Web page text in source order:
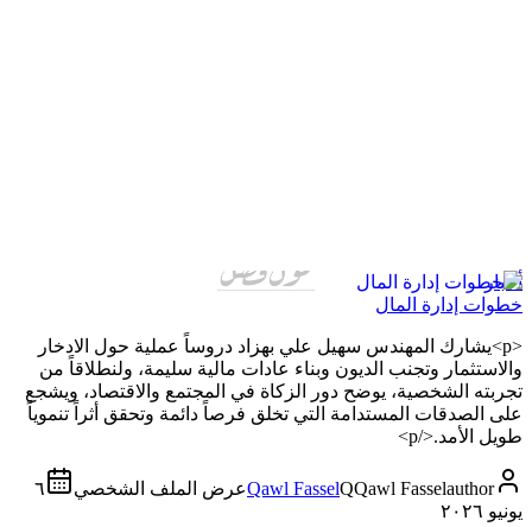
أخبار
خطوات إدارة المال
<p>يشارك المهندس سهيل علي بهزاد دروساً عملية حول الادخار
والاستثمار وتجنب الديون وبناء عادات مالية سليمة، ولنطلاقاً من
تجربته الشخصية، يوضح دور الزكاة في المجتمع والاقتصاد، ويشجع
على الصدقات المستدامة التي تخلق فرصاً دائمة وتحقق أثراً تنموياً
طويل الأمد.</p>
Qawl FasselQQawl Fasselauthor عرض الملف الشخصي
٦
يونيو ٢٠٢٦